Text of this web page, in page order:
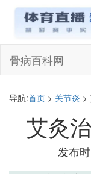
骨病百科网
导航:首页 > 关节炎 >
艾灸
发布